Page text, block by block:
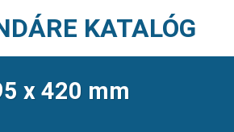
KATALÓG
x 420 mm